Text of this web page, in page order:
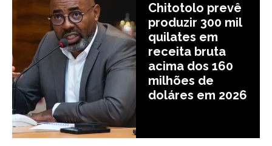
Chitotolo prevê
produzir 300 mil
quilates em
receita bruta
acima dos 160
milhões de
doláres em 2026